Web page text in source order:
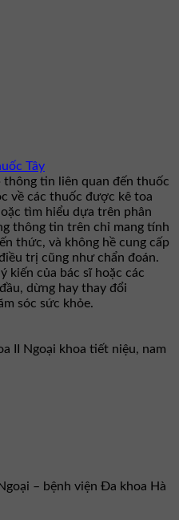
Tây
thông tin liên quan đến thuốc
về các thuốc được kê toa
tìm hiểu dựa trên phân
thông tin trên chỉ mang tính
thức, và không hề cung cấp
trị cũng như chẩn đoán.
kiến của bác sĩ hoặc các
dừng hay thay đổi
sóc sức khỏe.
II Ngoại khoa tiết niệu, nam
– bệnh viện Đa khoa Hà